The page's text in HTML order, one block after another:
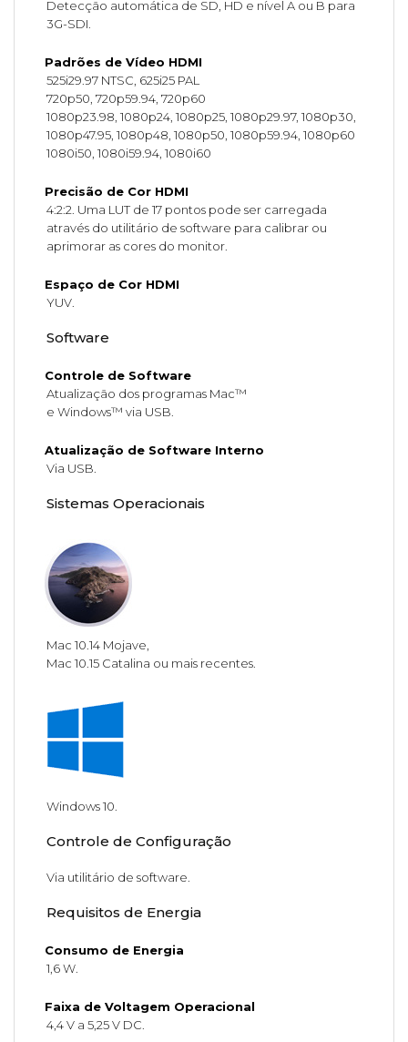
Detecção automática de SD, HD e nível A ou B para
3G-SDI.
Padrões de Vídeo HDMI
525i29.97 NTSC, 625i25 PAL
720p50, 720p59.94, 720p60
1080p23.98, 1080p24, 1080p25, 1080p29.97, 1080p30,
1080p47.95, 1080p48, 1080p50, 1080p59.94, 1080p60
1080i50, 1080i59.94, 1080i60
Precisão de Cor HDMI
4:2:2. Uma LUT de 17 pontos pode ser carregada
através do utilitário de software para calibrar ou
aprimorar as cores do monitor.
Espaço de Cor HDMI
YUV.
Software
Controle de Software
Atualização dos programas Mac™
e Windows™ via USB.
Atualização de Software Interno
Via USB.
Sistemas Operacionais
Mac 10.14 Mojave,
Mac 10.15 Catalina ou mais recentes.
Windows 10.
Controle de Configuração
Via utilitário de software.
Requisitos de Energia
Consumo de Energia
1,6 W.
Faixa de Voltagem Operacional
4,4 V a 5,25 V DC.